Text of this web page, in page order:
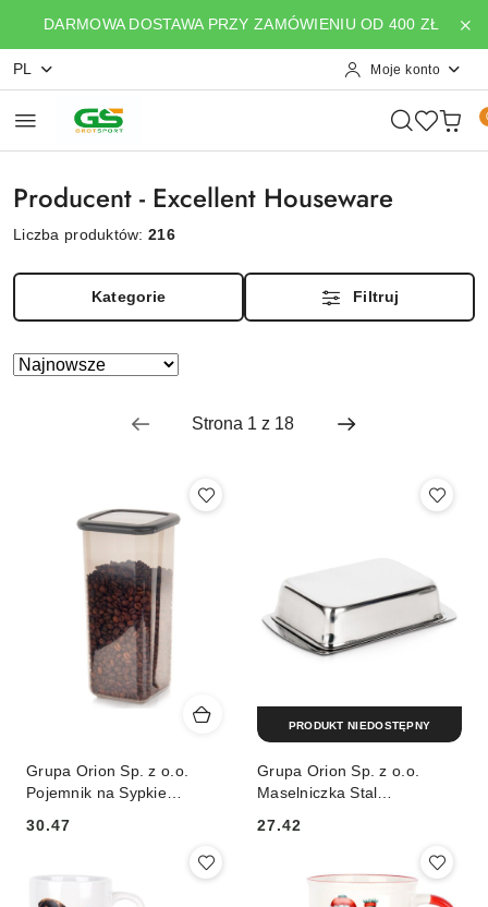
Przejdź do treści głównej
Przejdź do wyszukiwarki
Przejdź do moje konto
Przejdź do menu głównego
Przejdź do stopki
DARMOWA DOSTAWA PRZY ZAMÓWIENIU OD 400 ZŁ
PL Moje konto
Producent - Excellent Houseware
Liczba produktów:216
Kategorie Filtruj
Zastosowano
Sortuj
Grupa Orion Sp. z o.o.
Pojemnik na Sypkie
EXCELLENT Zamykany
30.47
Grupa Orion Sp. z o.o.
Maselniczka Stal
16,5 x 10 x 4 cm
EXCELLENT HOUSEWARE
27.42
PRODUKT NIEDOSTĘPNY